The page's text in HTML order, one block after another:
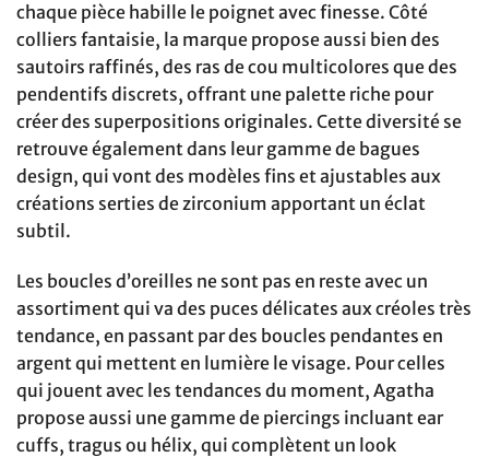
chaque pièce habille le poignet avec finesse. Côté
colliers fantaisie, la marque propose aussi bien des
sautoirs raffinés, des ras de cou multicolores que des
pendentifs discrets, offrant une palette riche pour
créer des superpositions originales. Cette diversité se
retrouve également dans leur gamme de bagues
design, qui vont des modèles fins et ajustables aux
créations serties de zirconium apportant un éclat
subtil.
Les boucles d’oreilles ne sont pas en reste avec un
assortiment qui va des puces délicates aux créoles très
tendance, en passant par des boucles pendantes en
argent qui mettent en lumière le visage. Pour celles
qui jouent avec les tendances du moment, Agatha
propose aussi une gamme de piercings incluant ear
cuffs, tragus ou hélix, qui complètent un look